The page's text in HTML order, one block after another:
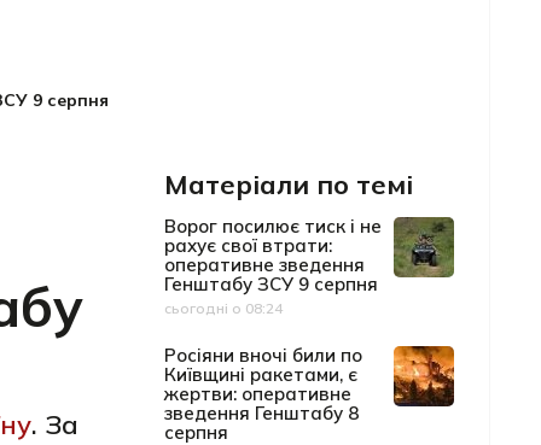
9 серпня
. За
Матеріали по темі
Ворог посилює тиск і не
рахує свої втрати:
оперативне зведення
Генштабу ЗСУ 9 серпня
Дата публікації
сьогодні о 08:24
Росіяни вночі били по
Київщині ракетами, є
жертви: оперативне
зведення Генштабу 8
серпня